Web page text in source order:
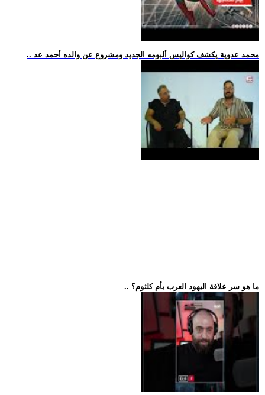
.. محمد عدوية يكشف كواليس ألبومه الجديد ومشروع عن والده أحمد عد
.. ما هو سر علاقة اليهود العرب بأم كلثوم؟